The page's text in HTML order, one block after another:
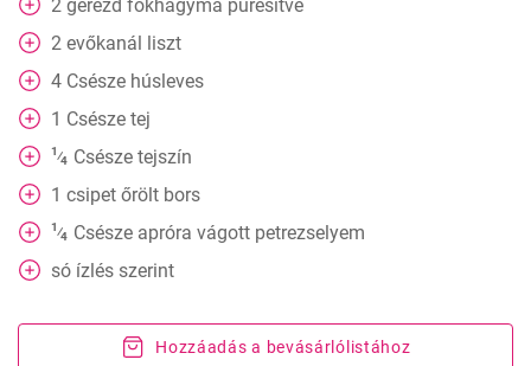
2 gerezd fokhagyma pürésítve
2 evőkanál liszt
4 Csésze húsleves
1 Csésze tej
1⁄4 Csésze tejszín
1 csipet őrölt bors
1⁄4 Csésze apróra vágott petrezselyem
só ízlés szerint
Hozzáadás a bevásárlólistához